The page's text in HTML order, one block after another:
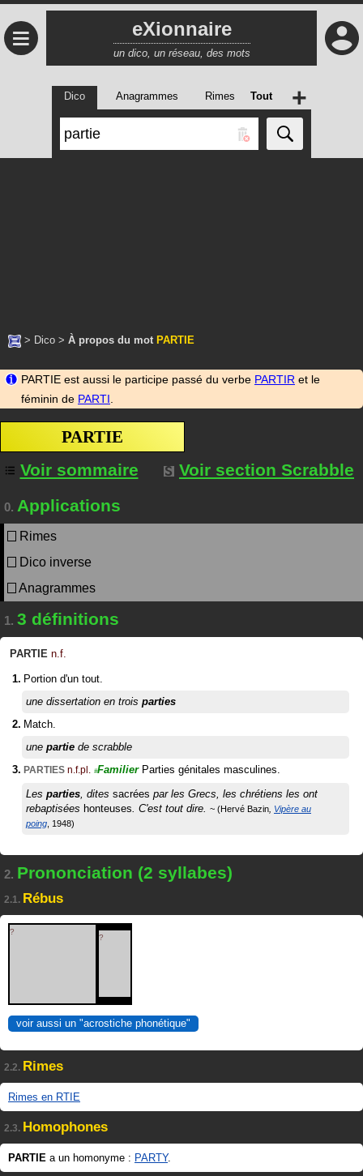
≡ eXionnaire
un dico, un réseau, des mots
Dico Anagrammes Rimes Tout +
> Dico > À propos du mot PARTIE
PARTIE est aussi le participe passé du verbe PARTIR et le
féminin de PARTI
PARTIE
Voir sommaire
Voir section Scrabble
0. Applications
Rimes
Dico inverse
Anagrammes
1. 3 définitions
PARTIE n.f.
Portion d'un tout.
une dissertation en trois parties
Match.
une partie de scrabble
PARTIES n.f.pl. #Familier Parties génitales masculines.
Les parties, dites sacrées par les Grecs, les chrétiens les ont
rebaptisées honteuses. C'est tout dire. Hervé Bazin Vipère au
poing 1948
2. Prononciation (2 syllabes)
2.1. Rébus
?
?
voir aussi un "acrostiche phonétique"
2.2. Rimes
Rimes en RTIE
2.3. Homophones
PARTIE a un homonyme : PARTY.